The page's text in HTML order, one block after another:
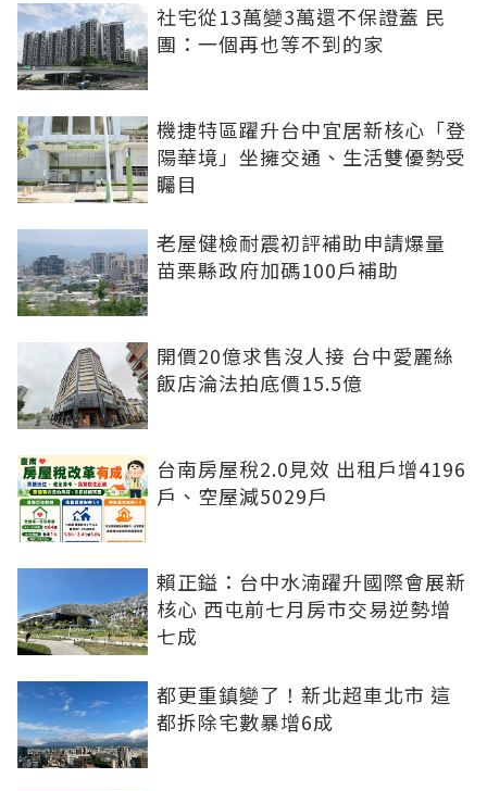
社宅從13萬變3萬還不保證蓋 民
團：一個再也等不到的家
機捷特區躍升台中宜居新核心「登
陽華境」坐擁交通、生活雙優勢受
矚目
老屋健檢耐震初評補助申請爆量
苗栗縣政府加碼100戶補助
開價20億求售沒人接 台中愛麗絲
飯店淪法拍底價15.5億
台南房屋稅2.0見效 出租戶增4196
戶、空屋減5029戶
賴正鎰：台中水湳躍升國際會展新
核心 西屯前七月房市交易逆勢增
七成
都更重鎮變了！新北超車北市 這
都拆除宅數暴增6成